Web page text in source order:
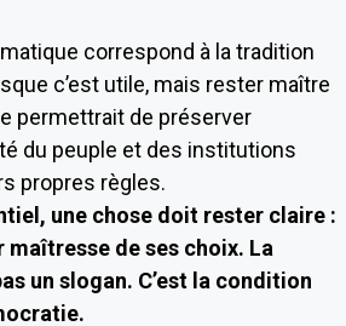
correspond à la tradition
c’est utile, mais rester maître
permettrait de préserver
du peuple et des institutions
propres règles.
une chose doit rester claire :
maîtresse de ses choix. La
un slogan. C’est la condition